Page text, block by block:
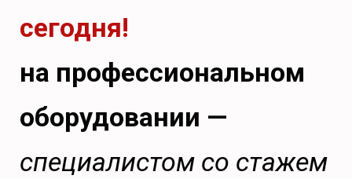
сегодня!
на профессиональном
оборудовании —
специалистом со стажем